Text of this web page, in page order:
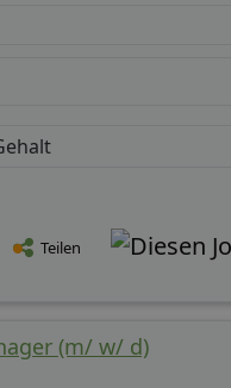
Teilen
(m/ w/ d)